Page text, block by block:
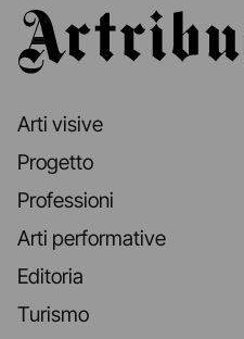
Artribune
Arti visive
Progetto
Professioni
Arti performative
Editoria
Turismo